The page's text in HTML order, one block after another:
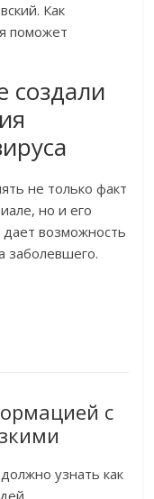
Как
поможет
создали
не только факт
но и его
дает возможность
заболевшего.
с
узнать как